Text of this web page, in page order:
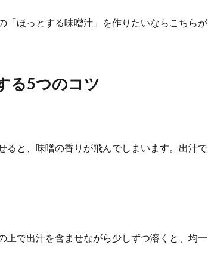
「ほっとする味噌汁」を作りたいならこちらが
る5つのコツ
ると、味噌の香りが飛んでしまいます。出汁で
上で出汁を含ませながら少しずつ溶くと、均一